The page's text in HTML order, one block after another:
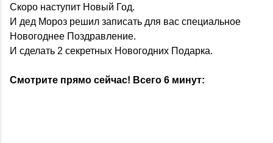
Скоро наступит Новый Год.
И дед Мороз решил записать для вас специальное
Новогоднее Поздравление.
И сделать 2 секретных Новогодних Подарка.
Смотрите прямо сейчас! Всего 6 минут: